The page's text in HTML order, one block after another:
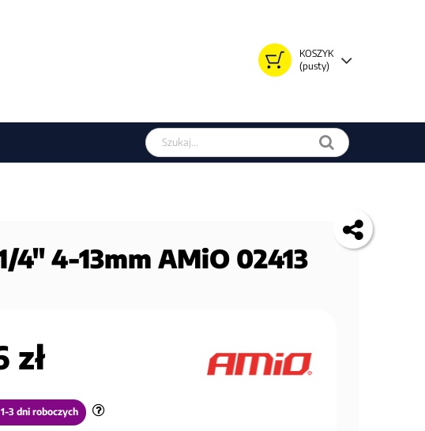
KOSZYK
(pusty)
Szukaj w sklepie
4" 4-13mm AMiO 02413
zł
1-3 dni roboczych